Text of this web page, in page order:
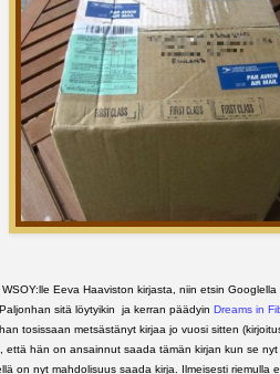
Eeva Haaviston kirjasta, niin etsin
sitä löytyikin ja kerran päädyin Dreams in
tosissaan metsästänyt kirjaa jo vuosi sitten
että hän on ansainnut saada tämän kirjan kun se
on nyt mahdolisuus saada kirja. Ilmeisesti riemulla